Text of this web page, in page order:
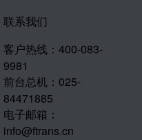
联系我们
客户热线：400-083-
9981
前台总机：025-
84471885
电子邮箱：
info@ftrans.cn